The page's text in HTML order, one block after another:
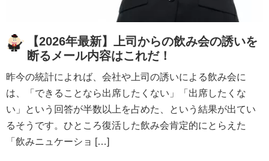
【2026年最新】上司からの飲み会の誘いを
断るメール内容はこれだ！
昨今の統計によれば、会社や上司の誘いによる飲み会に
は、「できることなら出席したくない」「出席したくな
い」という回答が半数以上を占めた、という結果が出てい
るそうです。ひところ復活した飲み会肯定的にとらえた
「飲みニュケーショ […]